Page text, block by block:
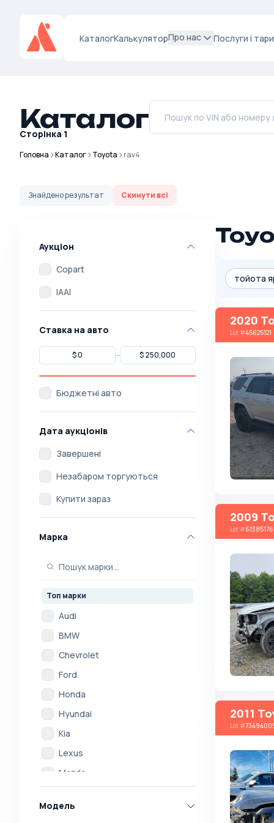
КаталогКалькуляторПро нас Послуги і
Каталог
Сторінка 1
Головна Каталог Toyota rav4
Знайденорезультат Скинути всі
Аукціон
Copart
IAAI
Ставка на авто
Бюджетні авто
Дата аукціонів
Завершені
Незабаром торгуються
Купити зараз
Марка
Топ марки
Audi
BMW
Chevrolet
Ford
Honda
Hyundai
Kia
Lexus
Mazda
Mitsubishi
Модель
тойота
2020
Lot#45625121
2009
Lot#61385176
2011
Lot#